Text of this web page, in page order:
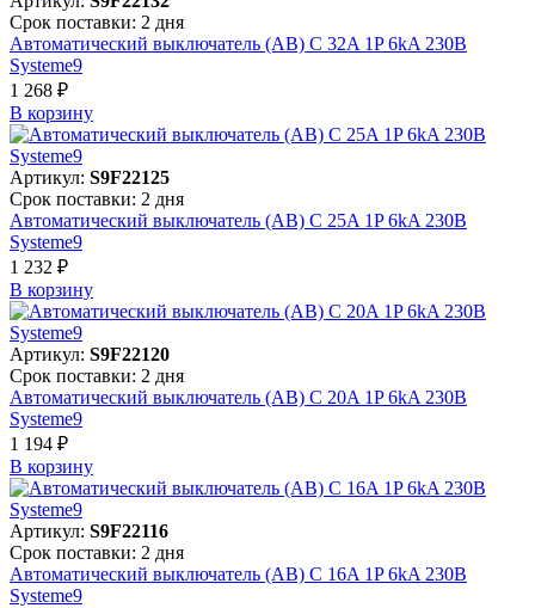
Срок поставки: 2 дня
Автоматический выключатель (АВ) C 32A 1P 6kA 230В
Systeme9
1 268 ₽
В корзинy
Артикул: S9F22125
Срок поставки: 2 дня
Автоматический выключатель (АВ) C 25A 1P 6kA 230В
Systeme9
1 232 ₽
В корзинy
Артикул: S9F22120
Срок поставки: 2 дня
Автоматический выключатель (АВ) C 20A 1P 6kA 230В
Systeme9
1 194 ₽
В корзинy
Артикул: S9F22116
Срок поставки: 2 дня
Автоматический выключатель (АВ) C 16A 1P 6kA 230В
Systeme9